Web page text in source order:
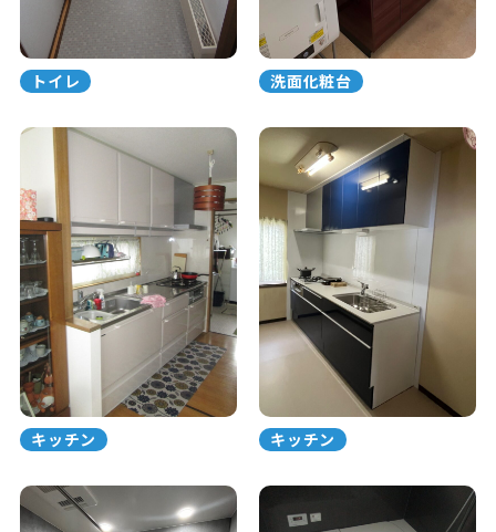
トイレ 洗面化粧台
キッチン キッチン